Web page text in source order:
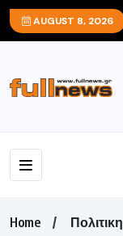
AUGUST 8, 2026
Home
Πολιτικη